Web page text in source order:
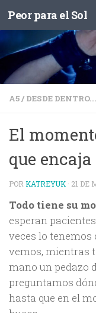
Saltar al
Peor para el Sol
A5/ DESDE DENTRO...
El
que
POR KATREYUK · 21 DE
Todo tiene su
esperan
veces lo tenemos
vemos, mientras
mano un pedazo
preguntamos
hasta que en el